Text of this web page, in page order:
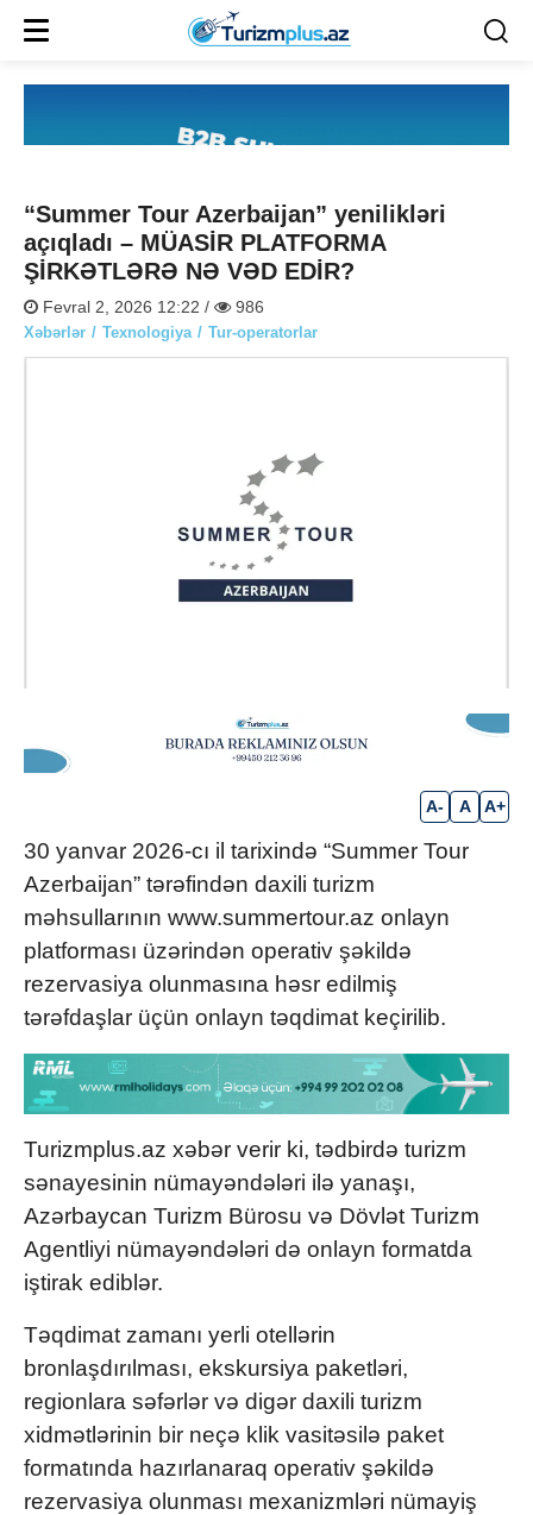
“Summer Tour Azerbaijan” yenilikləri
açıqladı – MÜASİR PLATFORMA
ŞİRKƏTLƏRƏ NƏ VƏD EDİR?
Fevral 2, 2026 12:22 / 986
Xəbərlər Texnologiya Tur-operatorlar
A- A A+
30 yanvar 2026-cı il tarixində “Summer Tour
Azerbaijan” tərəfindən daxili turizm
məhsullarının www.summertour.az onlayn
platforması üzərindən operativ şəkildə
rezervasiya olunmasına həsr edilmiş
tərəfdaşlar üçün onlayn təqdimat keçirilib.
Turizmplus.az xəbər verir ki, tədbirdə turizm
sənayesinin nümayəndələri ilə yanaşı,
Azərbaycan Turizm Bürosu və Dövlət Turizm
Agentliyi nümayəndələri də onlayn formatda
iştirak ediblər.
Təqdimat zamanı yerli otellərin
bronlaşdırılması, ekskursiya paketləri,
regionlara səfərlər və digər daxili turizm
xidmətlərinin bir neçə klik vasitəsilə paket
formatında hazırlanaraq operativ şəkildə
rezervasiya olunması mexanizmləri nümayiş